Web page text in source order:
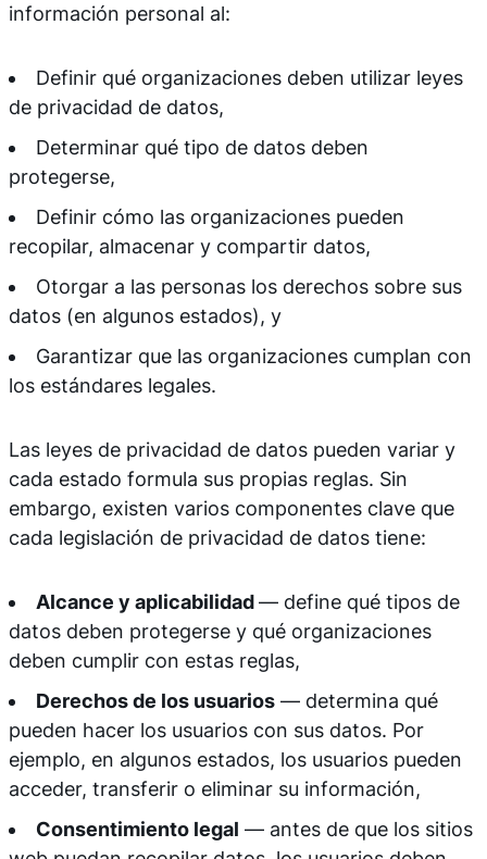
información personal al:
Definir qué organizaciones deben utilizar leyes
de privacidad de datos,
Determinar qué tipo de datos deben
protegerse,
Definir cómo las organizaciones pueden
recopilar, almacenar y compartir datos,
Otorgar a las personas los derechos sobre sus
datos (en algunos estados), y
Garantizar que las organizaciones cumplan con
los estándares legales.
Las leyes de privacidad de datos pueden variar y
cada estado formula sus propias reglas. Sin
embargo, existen varios componentes clave que
cada legislación de privacidad de datos tiene:
Alcance y aplicabilidad— define qué tipos de
datos deben protegerse y qué organizaciones
deben cumplir con estas reglas,
Derechos de los usuarios — determina qué
pueden hacer los usuarios con sus datos. Por
ejemplo, en algunos estados, los usuarios pueden
acceder, transferir o eliminar su información,
Consentimiento legal — antes de que los sitios